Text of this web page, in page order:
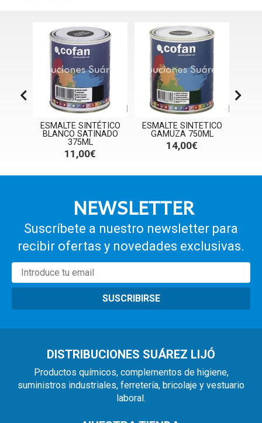
ESMALTE SINTÉTICO
BLANCO SATINADO
375ML
11,00€
ESMALTE SINTETICO
GAMUZA 750ML
14,00€
NEWSLETTER
Suscríbete a nuestro newsletter para
recibir ofertas y novedades exclusivas.
SUSCRIBIRSE
DISTRIBUCIONES SUÁREZ LIJÓ
Productos químicos, complementos de higiene,
suministros industriales, ferretería, bricolaje y vestuario
laboral.